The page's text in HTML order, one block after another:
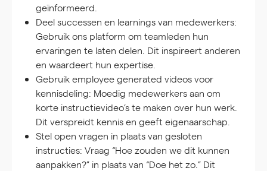
geïnformeerd.
Deel successen en learnings van medewerkers:
Gebruik ons platform om teamleden hun
ervaringen te laten delen. Dit inspireert anderen
en waardeert hun expertise.
Gebruik employee generated videos voor
kennisdeling: Moedig medewerkers aan om
korte instructievideo’s te maken over hun werk.
Dit verspreidt kennis en geeft eigenaarschap.
Stel open vragen in plaats van gesloten
instructies: Vraag “Hoe zouden we dit kunnen
aanpakken?” in plaats van “Doe het zo.” Dit